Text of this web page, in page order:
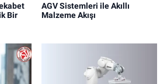
Bir
AGV Sistemleri ile Akıllı
Malzeme Akışı